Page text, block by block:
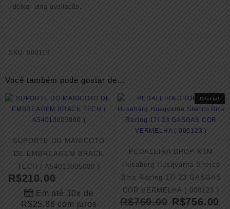
deixar uma avaliação.
SKU: 000119
Você também pode gostar de…
SUPORTE DO MANICOTO
DE EMBREAGEM BRACK
TECH ( A54013005000 )
R$210.00
Em até 10x de
R$25.88 com juros
Oferta!
PEDALEIRA DROP KTM
Husaberg Husqvarna Sherco
Bms Racing 17/ 23 GASGAS
COR VERMELHA ( 000123 )
R$769.00 R$756.00